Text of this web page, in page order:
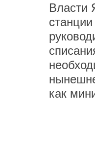
Власти
как